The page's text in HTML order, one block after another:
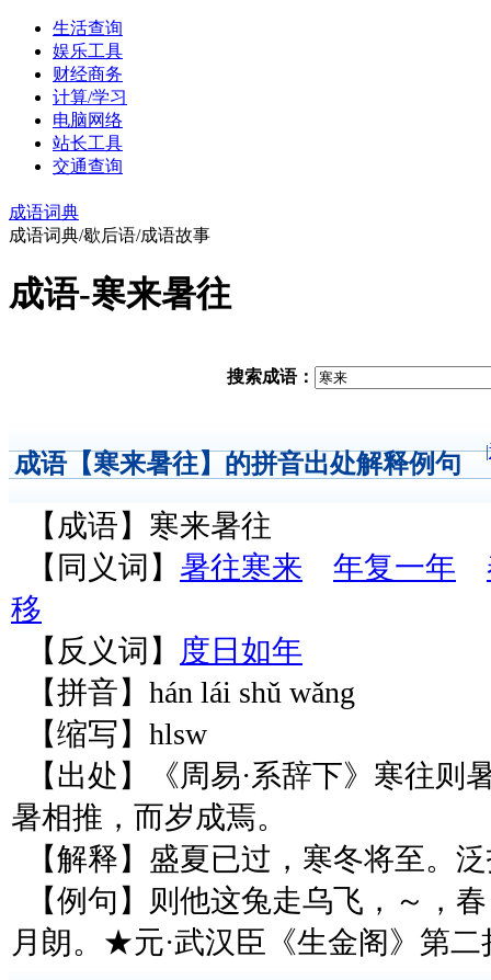
生活查询
娱乐工具
财经商务
计算/学习
电脑网络
站长工具
交通查询
成语词典
成语词典/歇后语/成语故事
成语-寒来暑往
搜索成语：
成语【寒来暑往】的拼音出处解释例句 |
【成语】寒来暑往
【同义词】 暑往寒来 年复一年
移
【反义词】 度日如年
【拼音】hán lái shǔ wǎng
【缩写】hlsw
【出处】《周易·系辞下》寒往则
暑相推，而岁成焉。
【解释】盛夏已过，寒冬将至。
【例句】则他这兔走乌飞，～，
月朗。★元·武汉臣《生金阁》第二